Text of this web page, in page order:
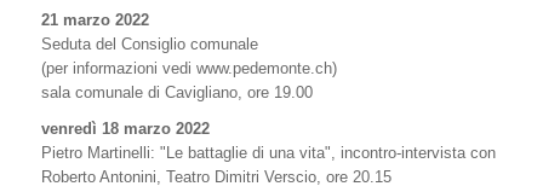
21 marzo 2022
Seduta del Consiglio comunale
(per informazioni vedi www.pedemonte.ch)
sala comunale di Cavigliano, ore 19.00
venredì 18 marzo 2022
Pietro Martinelli: "Le battaglie di una vita", incontro-intervista con
Roberto Antonini, Teatro Dimitri Verscio, ore 20.15